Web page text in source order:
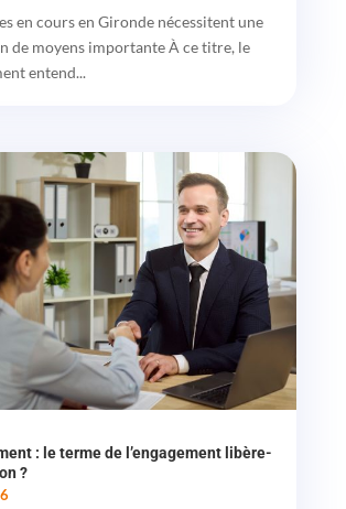
en cours en Gironde nécessitent une
de moyens importante À ce titre, le
entend...
: le terme de l’engagement libère-
?